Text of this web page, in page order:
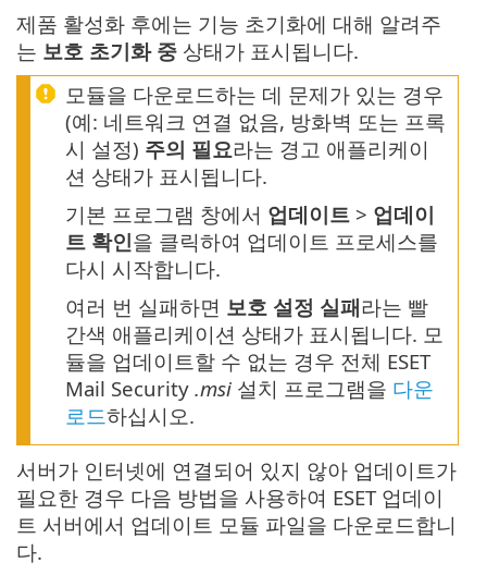
제품 활성화 후에는 기능 초기화에 대해 알려주
는 보호 초기화 중 상태가 표시됩니다.
모듈을 다운로드하는 데 문제가 있는 경우
(예: 네트워크 연결 없음, 방화벽 또는 프록
시 설정) 주의 필요라는 경고 애플리케이
션 상태가 표시됩니다.
기본 프로그램 창에서 업데이트 > 업데이
트 확인을 클릭하여 업데이트 프로세스를
다시 시작합니다.
여러 번 실패하면 보호 설정 실패라는 빨
간색 애플리케이션 상태가 표시됩니다. 모
듈을 업데이트할 수 없는 경우 전체 ESET
Mail Security .msi 설치 프로그램을 다운
로드하십시오.
서버가 인터넷에 연결되어 있지 않아 업데이트가
필요한 경우 다음 방법을 사용하여 ESET 업데이
트 서버에서 업데이트 모듈 파일을 다운로드합니
다.